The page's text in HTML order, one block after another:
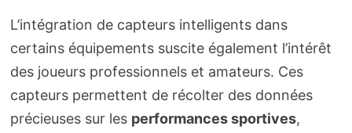
L’intégration de capteurs intelligents dans
certains équipements suscite également l’intérêt
des joueurs professionnels et amateurs. Ces
capteurs permettent de récolter des données
précieuses sur les performances sportives,